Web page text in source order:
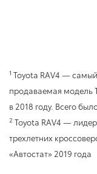
1 Toyota RAV4 —
продаваемая модель
в 2018 году. Всего
2 Toyota RAV4 —
трехлетних
«Автостат» 2019 года